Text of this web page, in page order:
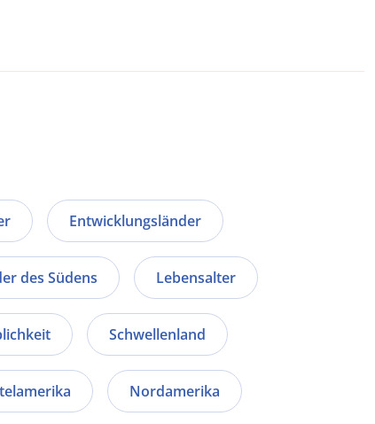
Entwicklungsländer
des Südens Lebensalter
Schwellenland
Nordamerika